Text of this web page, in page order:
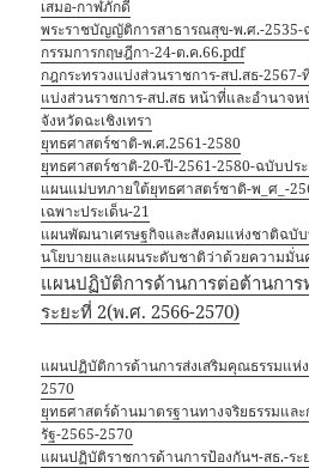
เสมอ-กาฬภักดี
พระราชบัญญัติการสาธารณสุข-พ.ศ.-
กรรมการกฤษฎีกา-24-ต.ค.66.pdf
กฎกระทรวงแบ่งส่วนราชการ-สป.สธ-2567-
แบ่งส่วนราชการ-สป.สธ หน้าที่และอำนาจ
จังหวัดฉะเชิงเทรา
ยุทธศาสตร์ชาติ-พ.ศ.2561-2580
ยุทธศาสตร์ชาติ-20-ปี-2561-2580-ฉบับปร
แผนแม่บทภายใต้ยุทธศาสตร์ชาติ-พ_ศ_-
เฉพาะประเด็น-21
แผนพัฒนาเศรษฐกิจและสังคมแห่งชาติฉบั
นโยบายและแผนระดับชาติว่าด้วยความมั่น
แผนปฏิบัติการด้านการต่อต้านกา
ระยะที่ 2(พ.ศ. 2566-2570)
แผนปฏิบัติการด้านการส่งเสริมคุณธรรมแห่
2570
ยุทธศาสตร์ด้านมาตรฐานทางจริยธรรมและ
รัฐ-2565-2570
แผนปฏิบัติราชการด้านการป้องกันฯ-สธ.-ระ